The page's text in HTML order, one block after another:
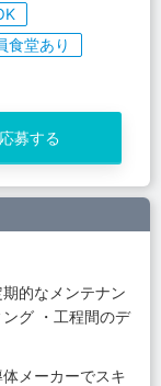
食堂あり
応募する
的なメンテナン
グ ・工程間のデ
メーカーでスキ